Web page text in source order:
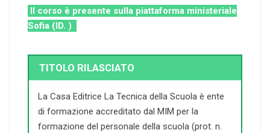
Il corso è presente sulla piattaforma ministeriale
Sofia (ID. )
TITOLO RILASCIATO
La Casa Editrice La Tecnica della Scuola è ente
di formazione accreditato dal MIM per la
formazione del personale della scuola (prot. n.